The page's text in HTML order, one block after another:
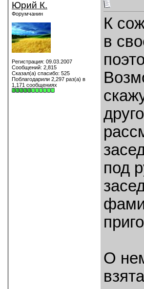
Юрий К.
Форумчанин
Регистрация: 09.03.2007
Сообщений: 2,815
Сказал(а) спасибо: 525
Поблагодарили 2,297 раз(а) в
1,171 сообщениях
К
в
под
О